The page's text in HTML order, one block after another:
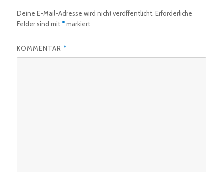
Deine E-Mail-Adresse wird nicht veröffentlicht. Erforderliche
Felder sind mit *markiert
KOMMENTAR *